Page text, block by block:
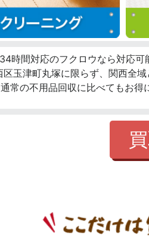
時間対応のフクロウなら対応
区玉津町丸塚に限らず、関西全
常の不用品回収に比べてもお